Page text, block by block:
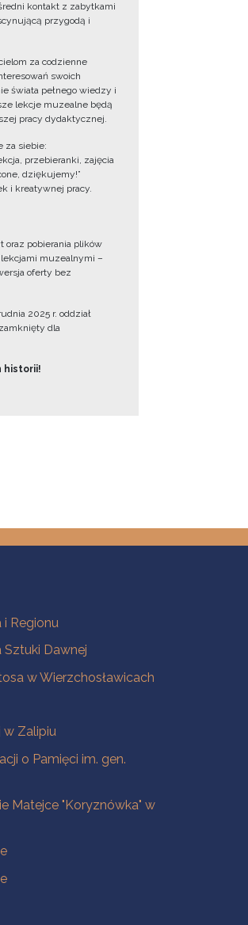
kontakt z zabytkami
przygodą i
za codzienne
swoich
świata pełnego wiedzy i
lekcje muzealne będą
pracy dydaktycznej.
za siebie:
przebieranki, zajęcia
dziękujemy!”
i kreatywnej pracy.
oraz pobierania plików
lekcjami muzealnymi –
oferty bez
2025 r. oddział
dla
historii!
Regionu
Sztuki Dawnej
w Wierzchosławicach
w Zalipiu
o Pamięci im. gen.
Matejce "Koryznówka" w